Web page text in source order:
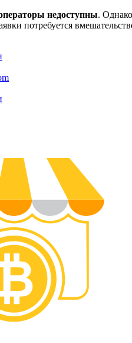
недоступны.
потребуется